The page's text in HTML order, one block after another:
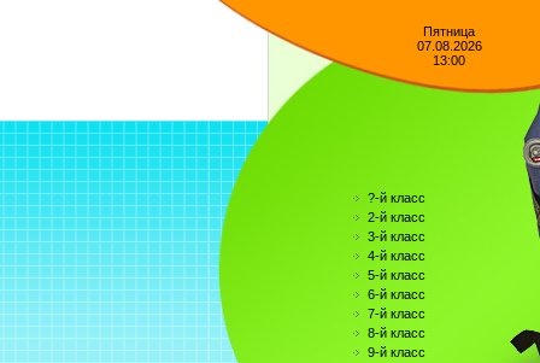
Пятница
07.08.2026
13:00
?-й класс
2-й класс
3-й класс
4-й класс
5-й класс
6-й класс
7-й класс
8-й класс
9-й класс